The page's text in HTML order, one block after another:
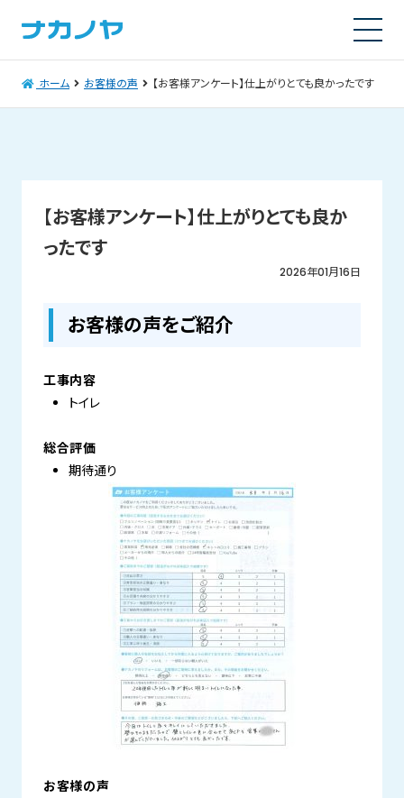
ホーム お客様の声 【お客様アンケート】仕上がりとても良かったです
【お客様アンケート】仕上がりとても良か
ったです
2026年01月16日
お客様の声をご紹介
工事内容
トイレ
総合評価
期待通り
お客様の声